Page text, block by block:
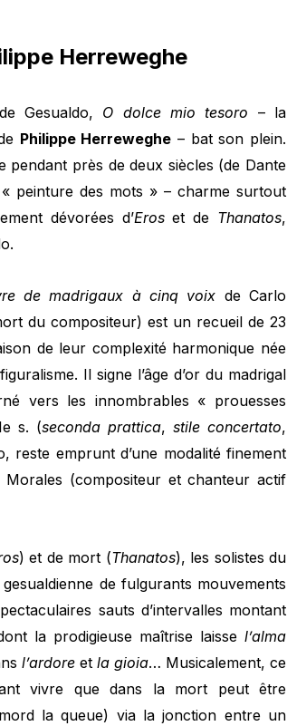
Herreweghe
Gesualdo, O dolce mio tesoro – la
Philippe Herreweghe – bat son plein.
pendant près de deux siècles (de Dante
peinture des mots » – charme surtout
dévorées d’Eroset de Thanatos,
de madrigaux à cinq voix de Carlo
du compositeur) est un recueil de 23
de leur complexité harmonique née
Il signe l’âge d’or du madrigal
vers les innombrables « prouesses
s. (seconda prattica, stile concertato,
reste emprunt d’une modalité finement
(compositeur et chanteur actif
) et de mort (Thanatos), les solistes du
de fulgurants mouvements
sauts d’intervalles montant
la prodigieuse maîtrise laisse l’alma
l’ardore et la gioia… Musicalement, ce
vivre que dans la mort peut être
la queue) via la jonction entre un